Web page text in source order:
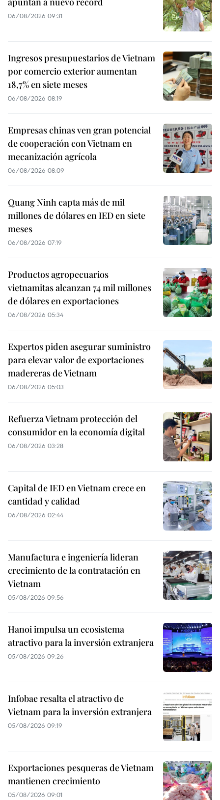
06/08/2026 09:31
Ingresos presupuestarios de Vietnam
por comercio exterior aumentan
18,7% en siete meses
06/08/2026 08:19
Empresas chinas ven gran potencial
de cooperación con Vietnam en
mecanización agrícola
06/08/2026 08:09
Quang Ninh capta más de mil
millones de dólares en IED en siete
meses
06/08/2026 07:19
Productos agropecuarios
vietnamitas alcanzan 74 mil millones
de dólares en exportaciones
06/08/2026 05:34
Expertos piden asegurar suministro
para elevar valor de exportaciones
madereras de Vietnam
06/08/2026 05:03
Refuerza Vietnam protección del
consumidor en la economía digital
06/08/2026 03:28
Capital de IED en Vietnam crece en
cantidad y calidad
06/08/2026 02:44
Manufactura e ingeniería lideran
crecimiento de la contratación en
Vietnam
05/08/2026 09:56
Hanoi impulsa un ecosistema
atractivo para la inversión extranjera
05/08/2026 09:26
Infobae resalta el atractivo de
Vietnam para la inversión extranjera
05/08/2026 09:19
Exportaciones pesqueras de Vietnam
mantienen crecimiento
05/08/2026 09:01